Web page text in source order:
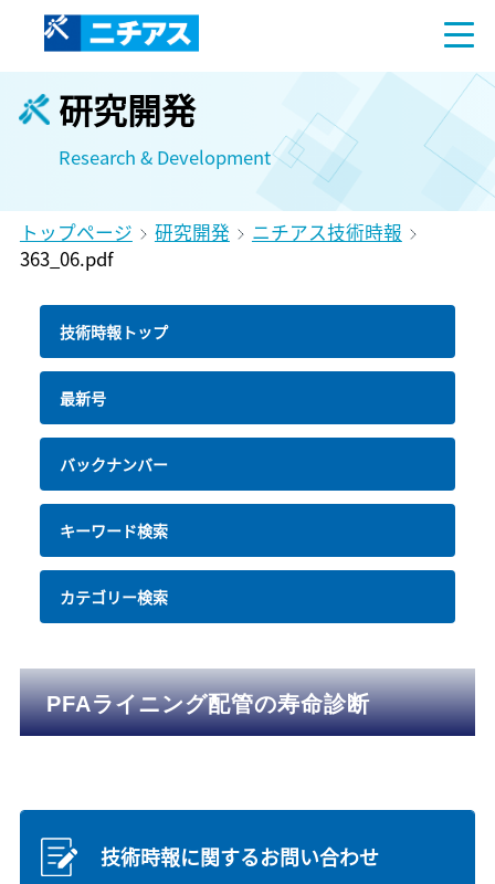
研究開発
Research & Development
トップページ 研究開発
ニチアス技術時報
363_06.pdf
技術時報トップ
最新号
バックナンバー
キーワード検索
カテゴリー検索
PFAライニング配管の寿命診断
技術時報に関するお問い合わせ